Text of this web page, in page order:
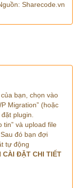
Sharecode.vn
bạn, chọn vào
Migration” (hoặc
plugin.
tin” và upload file
đó bạn đợi
tự động
CÀI ĐẶT CHI TIẾT